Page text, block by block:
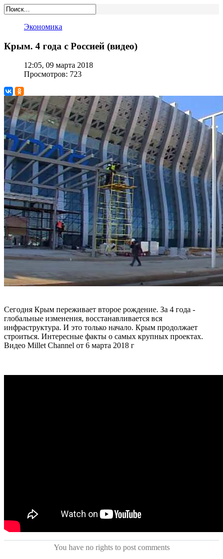
Экономика
Крым. 4 года с Россией (видео)
12:05, 09 марта 2018
Просмотров: 723
Сегодня Крым переживает второе рождение. За 4 года -
глобальные изменения, восстанавливается вся
инфраструктура. И это только начало. Крым продолжает
строиться. Интересные факты о самых крупных проектах.
Видео Millet Channel от 6 марта 2018 г
You have no rights to post comments